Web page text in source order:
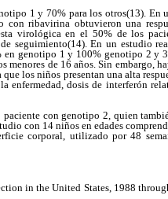
1 y 70% para los otros(13). En
con ribavirina obtuvieron una
virológica en el 50% de los
seguimiento(14). En un estudio
en genotipo 1 y 100% genotipo 2 y
de 16 años. Sin embargo,
los niños presentan una alta
enfermedad, dosis de interferón
con genotipo 2, quien
con 14 niños en edades
corporal, utilizado por 48
in the United States, 1988